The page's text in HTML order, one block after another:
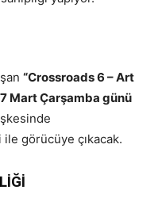
“Crossroads 6 – Art
Mart Çarşamba günü
görücüye çıkacak.